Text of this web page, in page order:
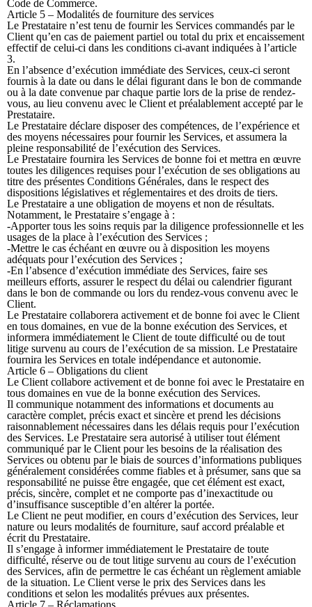
Code de Commerce.
Article 5 – Modalités de fourniture des services
Le Prestataire n’est tenu de fournir les Services commandés par le
Client qu’en cas de paiement partiel ou total du prix et encaissement
effectif de celui-ci dans les conditions ci-avant indiquées à l’article
3.
En l’absence d’exécution immédiate des Services, ceux-ci seront
fournis à la date ou dans le délai figurant dans le bon de commande
ou à la date convenue par chaque partie lors de la prise de rendez-
vous, au lieu convenu avec le Client et préalablement accepté par le
Prestataire.
Le Prestataire déclare disposer des compétences, de l’expérience et
des moyens nécessaires pour fournir les Services, et assumera la
pleine responsabilité de l’exécution des Services.
Le Prestataire fournira les Services de bonne foi et mettra en œuvre
toutes les diligences requises pour l’exécution de ses obligations au
titre des présentes Conditions Générales, dans le respect des
dispositions législatives et réglementaires et des droits de tiers.
Le Prestataire a une obligation de moyens et non de résultats.
Notamment, le Prestataire s’engage à :
-Apporter tous les soins requis par la diligence professionnelle et les
usages de la place à l’exécution des Services ;
-Mettre le cas échéant en œuvre ou à disposition les moyens
adéquats pour l’exécution des Services ;
-En l’absence d’exécution immédiate des Services, faire ses
meilleurs efforts, assurer le respect du délai ou calendrier figurant
dans le bon de commande ou lors du rendez-vous convenu avec le
Client.
Le Prestataire collaborera activement et de bonne foi avec le Client
en tous domaines, en vue de la bonne exécution des Services, et
informera immédiatement le Client de toute difficulté ou de tout
litige survenu au cours de l’exécution de sa mission. Le Prestataire
fournira les Services en totale indépendance et autonomie.
Article 6 – Obligations du client
Le Client collabore activement et de bonne foi avec le Prestataire en
tous domaines en vue de la bonne exécution des Services.
Il communique notamment des informations et documents au
caractère complet, précis exact et sincère et prend les décisions
raisonnablement nécessaires dans les délais requis pour l’exécution
des Services. Le Prestataire sera autorisé à utiliser tout élément
communiqué par le Client pour les besoins de la réalisation des
Services ou obtenu par le biais de sources d’informations publiques
généralement considérées comme fiables et à présumer, sans que sa
responsabilité ne puisse être engagée, que cet élément est exact,
précis, sincère, complet et ne comporte pas d’inexactitude ou
d’insuffisance susceptible d’en altérer la portée.
Le Client ne peut modifier, en cours d’exécution des Services, leur
nature ou leurs modalités de fourniture, sauf accord préalable et
écrit du Prestataire.
Il s’engage à informer immédiatement le Prestataire de toute
difficulté, réserve ou de tout litige survenu au cours de l’exécution
des Services, afin de permettre le cas échéant un règlement amiable
de la situation. Le Client verse le prix des Services dans les
conditions et selon les modalités prévues aux présentes.
Article 7 – Réclamations